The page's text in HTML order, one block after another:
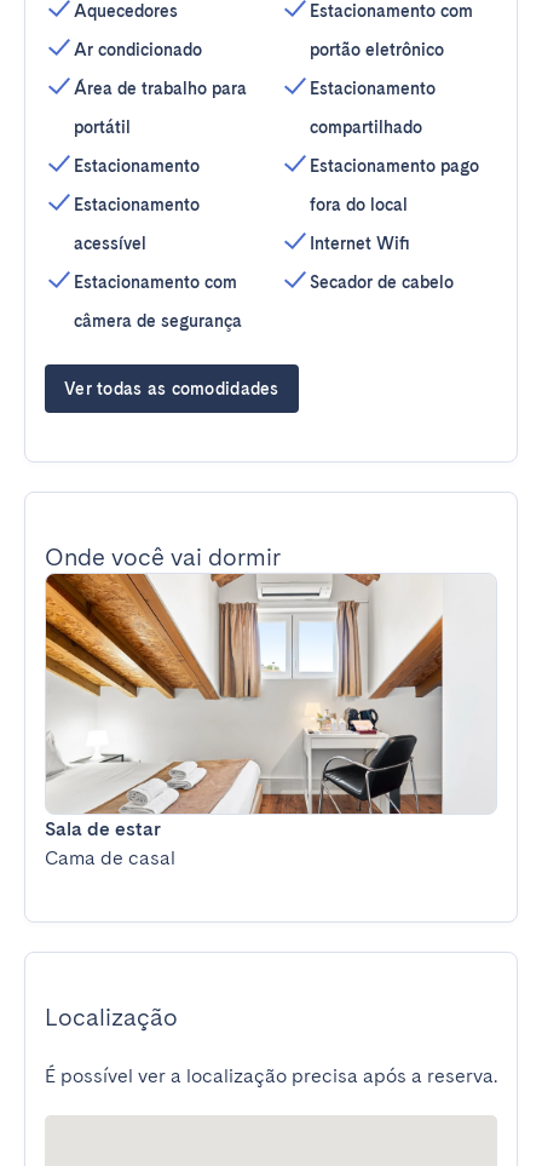
Aquecedores
Ar condicionado
Área de trabalho para
portátil
Estacionamento
Estacionamento
acessível
Estacionamento com
câmera de segurança
Estacionamento com
portão eletrônico
Estacionamento
compartilhado
Estacionamento pago
fora do local
Internet Wifi
Secador de cabelo
Ver todas as comodidades
Onde você vai dormir
Sala de estar
Cama de casal
Localização
É possível ver a localização precisa após a reserva.